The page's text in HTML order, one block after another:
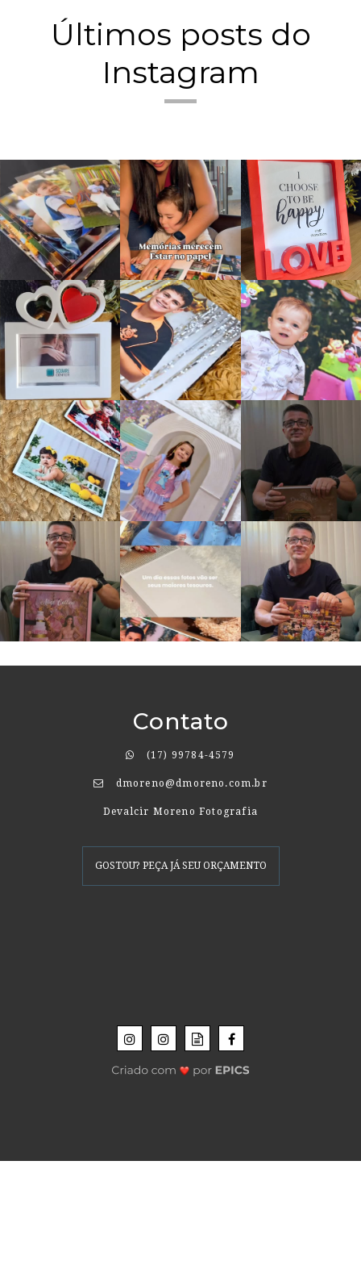
Últimos posts do
Instagram
Contato
(17) 99784-4579
dmoreno@dmoreno.com.br
Devalcir Moreno Fotografia
GOSTOU? PEÇA JÁ SEU ORÇAMENTO